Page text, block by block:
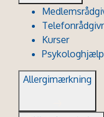
Kurser
Psykologhjælp
Allergimærkning